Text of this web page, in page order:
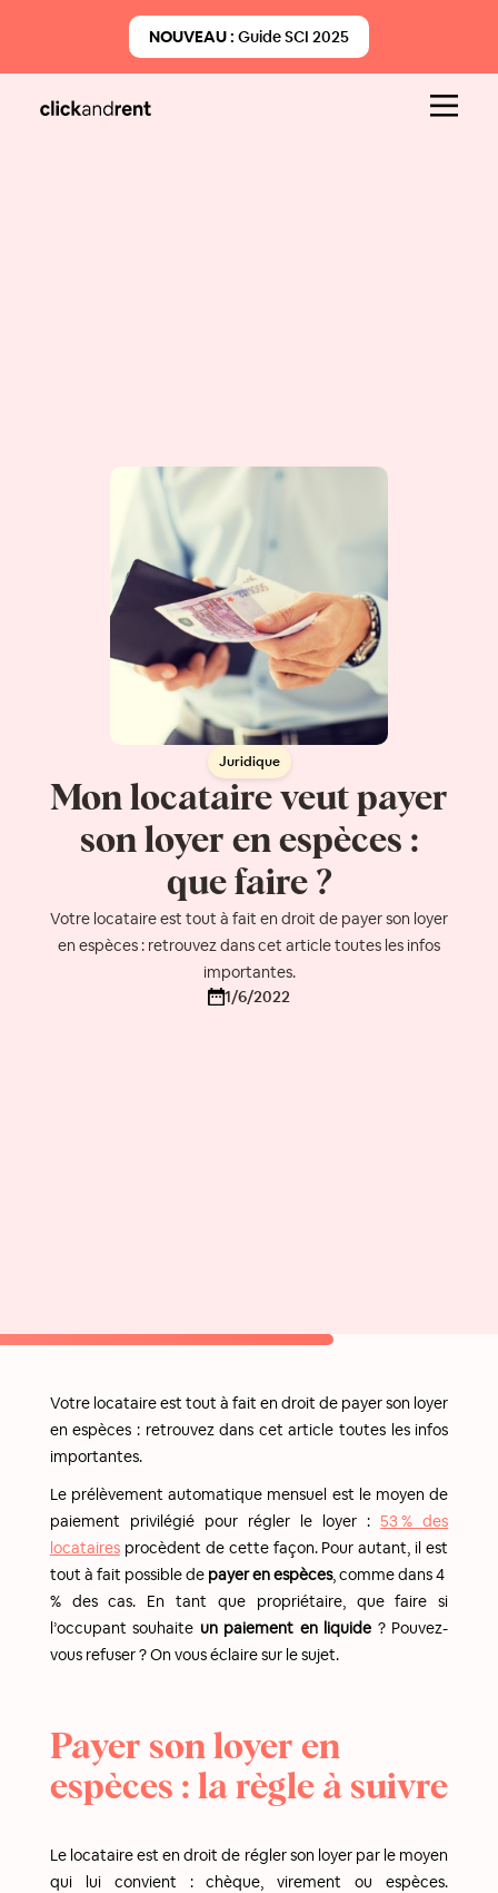
NOUVEAU : Guide SCI 2025
Juridique
Mon locataire veut payer
son loyer en espèces :
que faire ?
Votre locataire est tout à fait en droit de payer son loyer
en espèces : retrouvez dans cet article toutes les infos
importantes.
1/6/2022
Votre locataire est tout à fait en droit de payer son loyer
en espèces : retrouvez dans cet article toutes les infos
importantes.
Le prélèvement automatique mensuel est le moyen de
paiement privilégié pour régler le loyer : 53 % des
locatairesprocèdent de cette façon. Pour autant, il est
tout à fait possible de payer en espèces, comme dans 4
% des cas. En tant que propriétaire, que faire si
l’occupant souhaite un paiement en liquide ? Pouvez-
vous refuser ? On vous éclaire sur le sujet.
Payer son loyer en
espèces : la règle à suivre
Le locataire est en droit de régler son loyer par le moyen
qui lui convient : chèque, virement ou espèces.